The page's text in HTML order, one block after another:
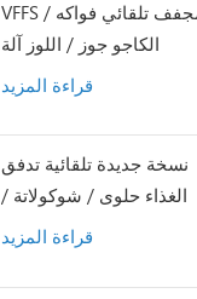
VFFS مجفف تلقائي فواكه /
الكاجو جوز / اللوز آلة
التعبئة
قراءة المزيد
نسخة جديدة تلقائية تدفق
الغذاء حلوى / شوكولاتة /
طاقة / جرانولا / بروتين آلة
قراءة المزيد